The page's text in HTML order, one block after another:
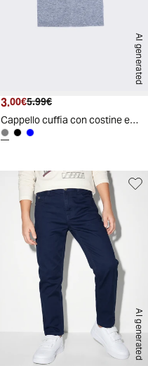
AI generated
Prezzo attuale
3.00€ Prezzo originale
5.99€
Cappello cuffia con costine eleganti - Grigio
AI generated